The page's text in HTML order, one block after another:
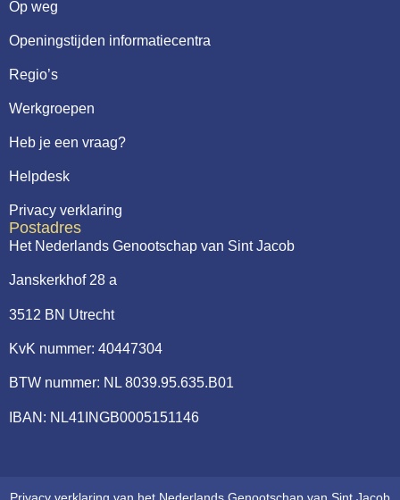
Op weg
Openingstijden informatiecentra
Regio’s
Werkgroepen
Heb je een vraag?
Helpdesk
Privacy verklaring
Postadres
Het Nederlands Genootschap van Sint Jacob
Janskerkhof 28 a
3512 BN Utrecht
KvK nummer: 40447304
BTW nummer: NL 8039.95.635.B01
IBAN: NL41INGB0005151146